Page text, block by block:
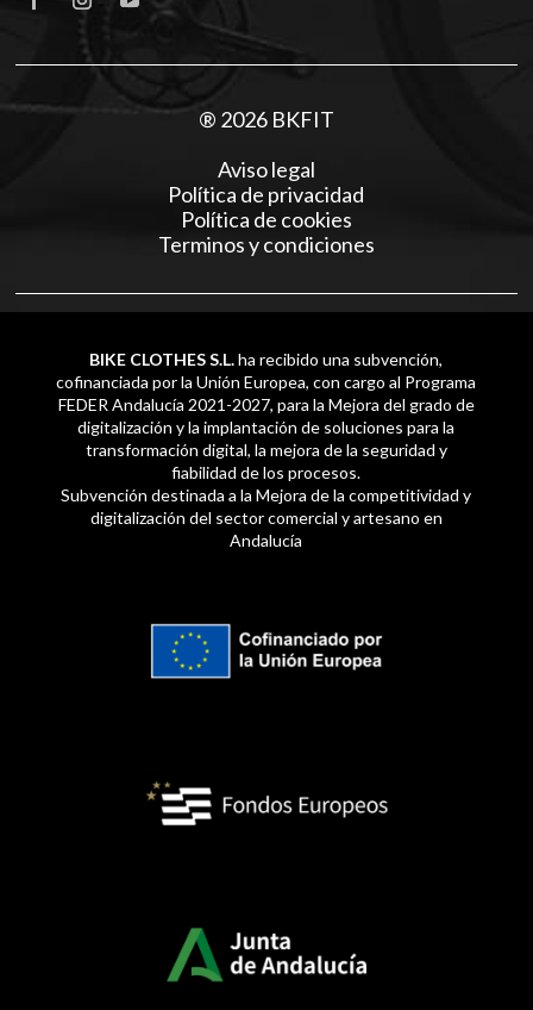
® 2026 BKFIT
Aviso legal
Política de privacidad
Política de cookies
Terminos y condiciones
BIKE CLOTHES S.L.ha recibido una subvención,
cofinanciada por la Unión Europea, con cargo al Programa
FEDER Andalucía 2021-2027, para la Mejora del grado de
digitalización y la implantación de soluciones para la
transformación digital, la mejora de la seguridad y
fiabilidad de los procesos.
Subvención destinada a la Mejora de la competitividad y
digitalización del sector comercial y artesano en
Andalucía